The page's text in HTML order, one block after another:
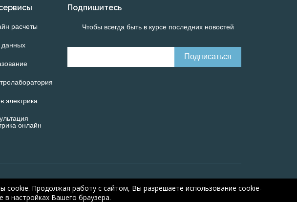
расчеты
данных
электрика
онлайн
Подпишитесь
Чтобы всегда быть в курсе последних новостей
electric.ru, 2008-2026
cookie. Продолжая работу с сайтом, Вы разрешаете использование cookie-
настройках Вашего браузера.